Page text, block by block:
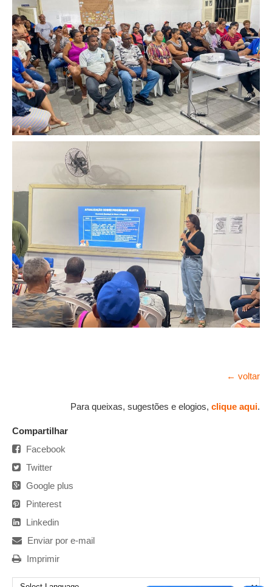
← voltar
Para queixas, sugestões e elogios, clique aqui.
Compartilhar
Facebook
Twitter
Google plus
Pinterest
Linkedin
Enviar por e-mail
Imprimir